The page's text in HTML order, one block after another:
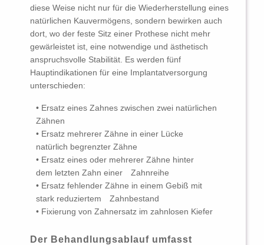
diese Weise nicht nur für die Wiederherstellung eines
natürlichen Kauvermögens, sondern bewirken auch
dort, wo der feste Sitz einer Prothese nicht mehr
gewärleistet ist, eine notwendige und ästhetisch
anspruchsvolle Stabilität. Es werden fünf
Hauptindikationen für eine Implantatversorgung
unterschieden:
• Ersatz eines Zahnes zwischen zwei natürlichen
Zähnen
• Ersatz mehrerer Zähne in einer Lücke
natürlich begrenzter Zähne
• Ersatz eines oder mehrerer Zähne hinter
dem letzten Zahn einer
Zahnreihe
• Ersatz fehlender Zähne in einem Gebiß mit
stark reduziertem
Zahnbestand
• Fixierung von Zahnersatz im zahnlosen Kiefer
Der Behandlungsablauf umfasst